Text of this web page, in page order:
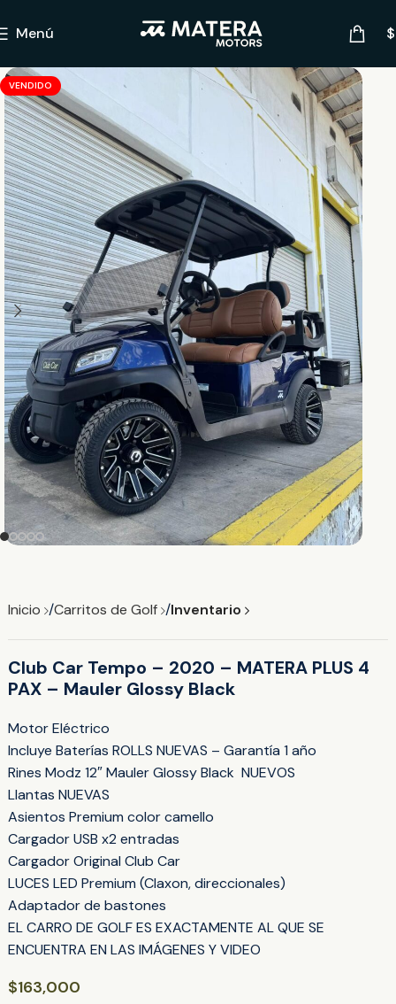
Menú $
VENDIDO
Inicio Carritos de Golf Inventario
Club Car Tempo – 2020 – MATERA PLUS 4
PAX – Mauler Glossy Black
Motor Eléctrico
Incluye Baterías ROLLS NUEVAS – Garantía 1 año
Rines Modz 12″ Mauler Glossy Black NUEVOS
Llantas NUEVAS
Asientos Premium color camello
Cargador USB x2 entradas
Cargador Original Club Car
LUCES LED Premium (Claxon, direccionales)
Adaptador de bastones
EL CARRO DE GOLF ES EXACTAMENTE AL QUE SE
ENCUENTRA EN LAS IMÁGENES Y VIDEO
$163,000